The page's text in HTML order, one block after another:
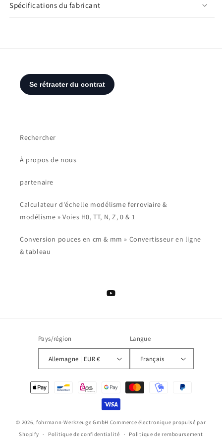
Spécifications du fabricant
Rechercher
À propos de nous
partenaire
Calculateur d'échelle modélisme ferroviaire &
modélisme » Voies H0, TT, N, Z, 0 & 1
Conversion pouces en cm & mm » Convertisseur en ligne
& tableau
YouTube
Pays/région
Allemagne | EUR €
Langue
Français
Moyens
© 2026, fohrmann-Werkzeuge GmbH Commerce électronique propulsé par
Shopify
Politique de confidentialité Politique de remboursement